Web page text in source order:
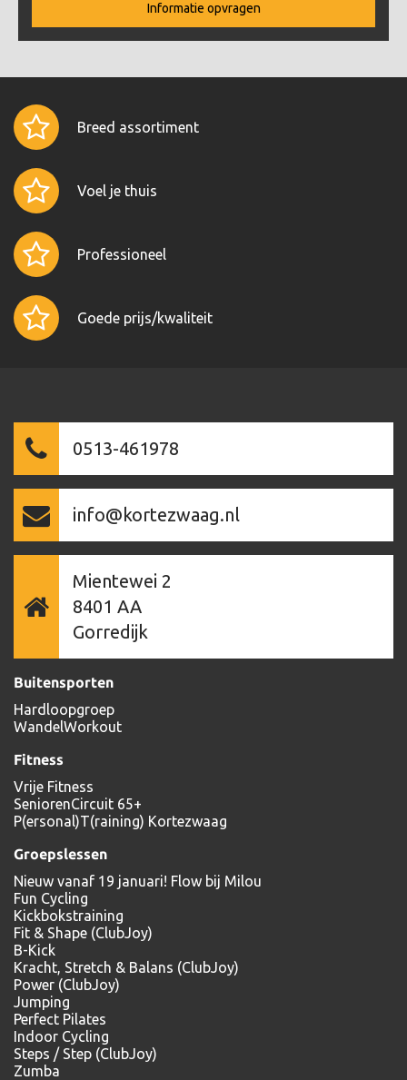
Informatie opvragen
Breed assortiment
Voel je thuis
Professioneel
Goede prijs/kwaliteit
0513-461978
info@kortezwaag.nl
Mientewei 2
8401 AA
Gorredijk
Buitensporten
Hardloopgroep
WandelWorkout
Fitness
Vrije Fitness
SeniorenCircuit 65+
P(ersonal)T(raining) Kortezwaag
Groepslessen
Nieuw vanaf 19 januari! Flow bij Milou
Fun Cycling
Kickbokstraining
Fit & Shape (ClubJoy)
B-Kick
Kracht, Stretch & Balans (ClubJoy)
Power (ClubJoy)
Jumping
Perfect Pilates
Indoor Cycling
Steps / Step (ClubJoy)
Zumba